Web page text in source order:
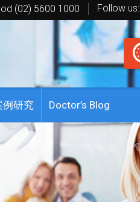
(02) 5600 1000 Follow us:
例研究 Doctor’s Blog